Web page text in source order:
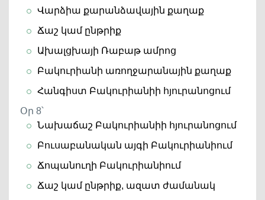
Վարձիա քարանձավային քաղաք
Ճաշ կամ ընթրիք
Ախալցխայի Ռաբաթ ամրոց
Բակուրիանի առողջարանային քաղաք
Հանգիստ Բակուրիանիի հյուրանոցում
Օր 8՝
Նախաճաշ Բակուրիանիի հյուրանոցում
Բուսաբանական այգի Բակուրիանիում
Ճոպանուղի Բակուրիանիում
Ճաշ կամ ընթրիք, ազատ ժամանակ